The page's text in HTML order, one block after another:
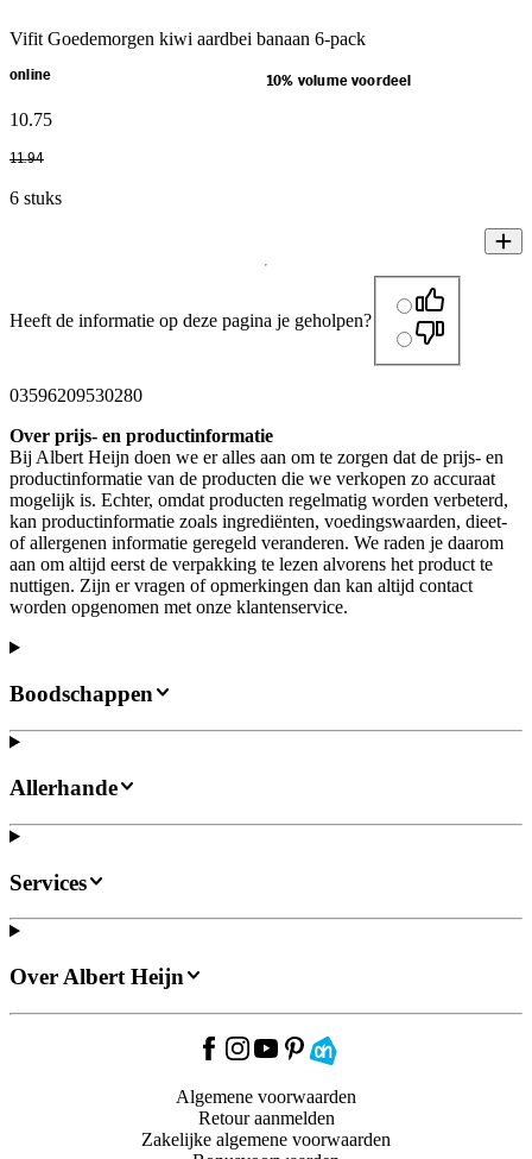
Vifit Goedemorgen kiwi aardbei banaan 6-pack
online 10% volume voordeel
10.75
11.94
6 stuks
Heeft de informatie op deze pagina je geholpen?
03596209530280
Over prijs- en productinformatie
Bij Albert Heijn doen we er alles aan om te zorgen dat de prijs- en
productinformatie van de producten die we verkopen zo accuraat
mogelijk is. Echter, omdat producten regelmatig worden verbeterd,
kan productinformatie zoals ingrediënten, voedingswaarden, dieet-
of allergenen informatie geregeld veranderen. We raden je daarom
aan om altijd eerst de verpakking te lezen alvorens het product te
nuttigen. Zijn er vragen of opmerkingen dan kan altijd contact
worden opgenomen met onze klantenservice.
Boodschappen
Allerhande
Services
Over Albert Heijn
Algemene voorwaarden
Retour aanmelden
Zakelijke algemene voorwaarden